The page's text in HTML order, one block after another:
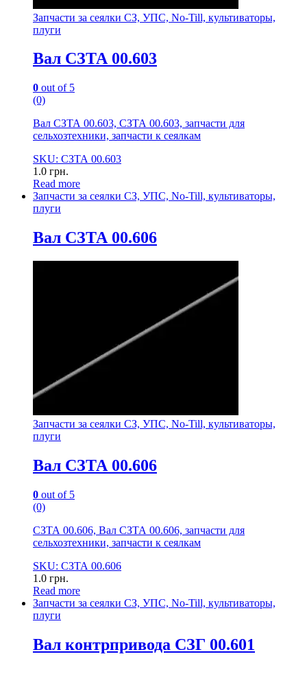
Запчасти за сеялки СЗ, УПС, No-Till, культиваторы,
плуги
Вал СЗТА 00.603
0 out of 5
(0)
Вал СЗТА 00.603, СЗТА 00.603, запчасти для
сельхозтехники, запчасти к сеялкам
SKU: СЗТА 00.603
1.0 грн.
Read more
Запчасти за сеялки СЗ, УПС, No-Till, культиваторы,
плуги
Вал СЗТА 00.606
Запчасти за сеялки СЗ, УПС, No-Till, культиваторы,
плуги
Вал СЗТА 00.606
0 out of 5
(0)
СЗТА 00.606, Вал СЗТА 00.606, запчасти для
сельхозтехники, запчасти к сеялкам
SKU: СЗТА 00.606
1.0 грн.
Read more
Запчасти за сеялки СЗ, УПС, No-Till, культиваторы,
плуги
Вал контрпривода СЗГ 00.601